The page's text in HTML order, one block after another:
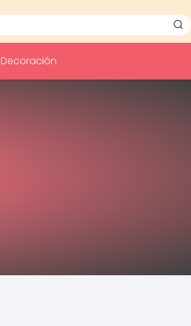
Decoración